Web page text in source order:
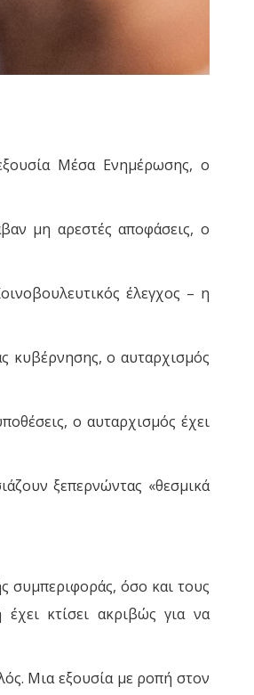
Μέσα Ενημέρωσης, ο
μη αρεστές αποφάσεις, ο
έλεγχος – η
κυβέρνησης, ο αυταρχισμός
ο αυταρχισμός έχει
ξεπερνώντας «θεσμικά
συμπεριφοράς, όσο και τους
κτίσει ακριβώς για να
Μια εξουσία με ροπή στον